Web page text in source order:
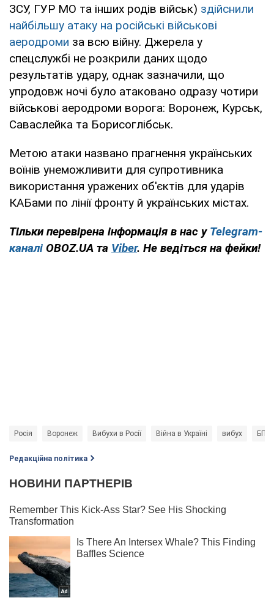
ЗСУ, ГУР МО та інших родів військ) здійснили
найбільшу атаку на російські військові
аеродроми за всю війну. Джерела у
спецслужбі не розкрили даних щодо
результатів удару, однак зазначили, що
упродовж ночі було атаковано одразу чотири
військові аеродроми ворога: Воронеж, Курськ,
Саваслейка та Борисоглібськ.
Метою атаки названо прагнення українських
воїнів унеможливити для супротивника
використання уражених об'єктів для ударів
КАБами по лінії фронту й українських містах.
Тільки перевірена інформація в нас у Telegram-
каналі OBOZ.UA та Viber. Не ведіться на фейки!
Росія Воронеж Вибухи в Росії Війна в Україні вибух
Редакційна політика